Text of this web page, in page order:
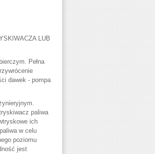
LUB
Pełna
dawek - pompa
paliwa
ich
w celu
poziomu
jest